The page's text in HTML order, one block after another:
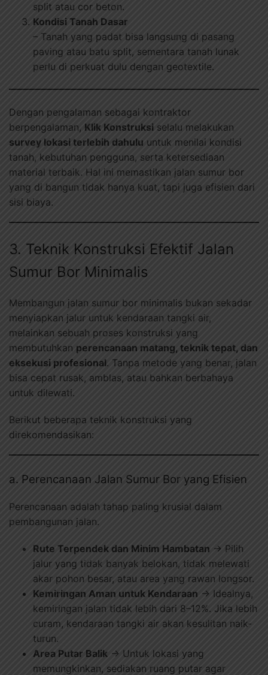
split atau cor beton.
Kondisi Tanah Dasar
– Tanah yang padat bisa langsung di pasang
paving atau batu split, sementara tanah lunak
perlu di perkuat dulu dengan geotextile.
Dengan pengalaman sebagai kontraktor
berpengalaman, Klik Konstruksi selalu melakukan
survey lokasi terlebih dahulu untuk menilai kondisi
tanah, kebutuhan pengguna, serta ketersediaan
material terbaik. Hal ini memastikan jalan sumur bor
yang di bangun tidak hanya kuat, tapi juga efisien dari
sisi biaya.
3. Teknik Konstruksi Efektif Jalan
Sumur Bor Minimalis
Membangun jalan sumur bor minimalis bukan sekadar
menyiapkan jalur untuk kendaraan tangki air,
melainkan sebuah proses konstruksi yang
membutuhkan perencanaan matang, teknik tepat, dan
eksekusi profesional. Tanpa metode yang benar, jalan
bisa cepat rusak, amblas, atau bahkan berbahaya
untuk dilewati.
Berikut beberapa teknik konstruksi yang
direkomendasikan:
a. Perencanaan Jalan Sumur Bor yang Efisien
Perencanaan adalah tahap paling krusial dalam
pembangunan jalan.
Rute Terpendek dan Minim Hambatan → Pilih
jalur yang tidak banyak belokan, tidak melewati
akar pohon besar, atau area yang rawan longsor.
Kemiringan Aman untuk Kendaraan → Idealnya,
kemiringan jalan tidak lebih dari 8–12%. Jika lebih
curam, kendaraan tangki air akan kesulitan naik-
turun.
Area Putar Balik → Untuk lokasi yang
memungkinkan, sediakan ruang putar agar